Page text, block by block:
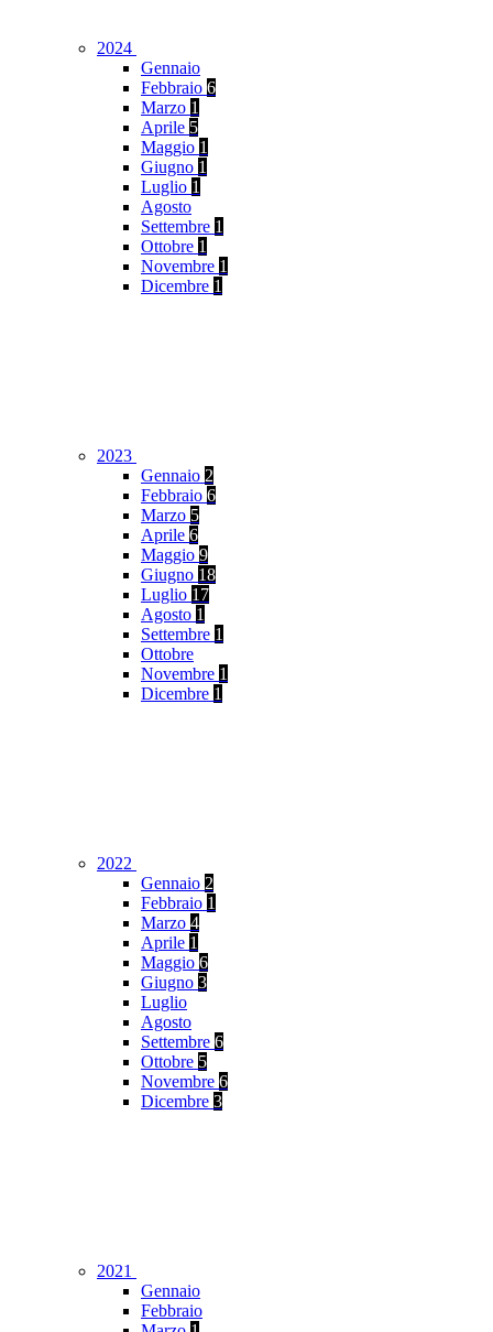
2024
Gennaio
Febbraio 6
Marzo 1
Aprile 5
Maggio 1
Giugno 1
Luglio 1
Agosto
Settembre 1
Ottobre 1
Novembre 1
Dicembre 1
2023
Gennaio 2
Febbraio 6
Marzo 5
Aprile 6
Maggio 9
Giugno 18
Luglio 17
Agosto 1
Settembre 1
Ottobre
Novembre 1
Dicembre 1
2022
Gennaio 2
Febbraio 1
Marzo 4
Aprile 1
Maggio 6
Giugno 3
Luglio
Agosto
Settembre 6
Ottobre 5
Novembre 6
Dicembre 3
2021
Gennaio
Febbraio